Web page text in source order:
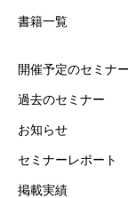
書籍一覧
開催予定のセミナー
過去のセミナー
お知らせ
セミナーレポート
掲載実績